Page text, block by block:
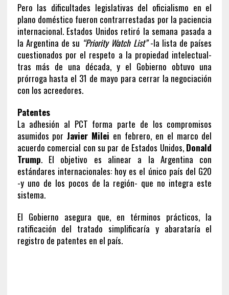
Pero las dificultades legislativas del oficialismo en el
plano doméstico fueron contrarrestadas por la paciencia
internacional. Estados Unidos retiró la semana pasada a
la Argentina de su “Priority Watch List”-la lista de países
cuestionados por el respeto a la propiedad intelectual-
tras más de una década, y el Gobierno obtuvo una
prórroga hasta el 31 de mayo para cerrar la negociación
con los acreedores.
Patentes
La adhesión al PCT forma parte de los compromisos
asumidos porJavier Milei en febrero, en el marco del
acuerdo comercial con su par de Estados Unidos, Donald
Trump. El objetivo es alinear a la Argentina con
estándares internacionales: hoy es el único país del G20
-y uno de los pocos de la región- que no integra este
sistema.
El Gobierno asegura que, en términos prácticos, la
ratificación del tratado simplificaría y abarataría el
registro de patentes en el país.